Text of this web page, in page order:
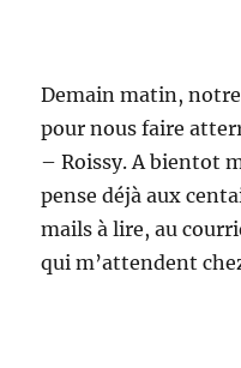
Demain matin,
pour nous faire
– Roissy. A bientot
pense déjà aux
mails à lire, au
qui m’attendent